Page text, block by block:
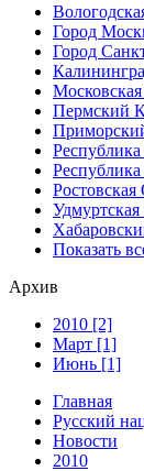
Город
Город
Пермский
Показать
Архив
2010 [2]
Март [1]
Июнь [1]
Главная
Русский
Новости
2010